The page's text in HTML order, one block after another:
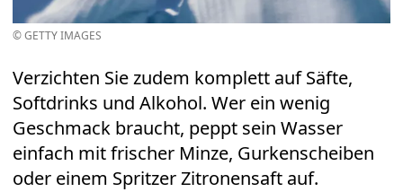
© GETTY IMAGES
Verzichten Sie zudem komplett auf Säfte,
Softdrinks und Alkohol. Wer ein wenig
Geschmack braucht, peppt sein Wasser
einfach mit frischer Minze, Gurkenscheiben
oder einem Spritzer Zitronensaft auf.